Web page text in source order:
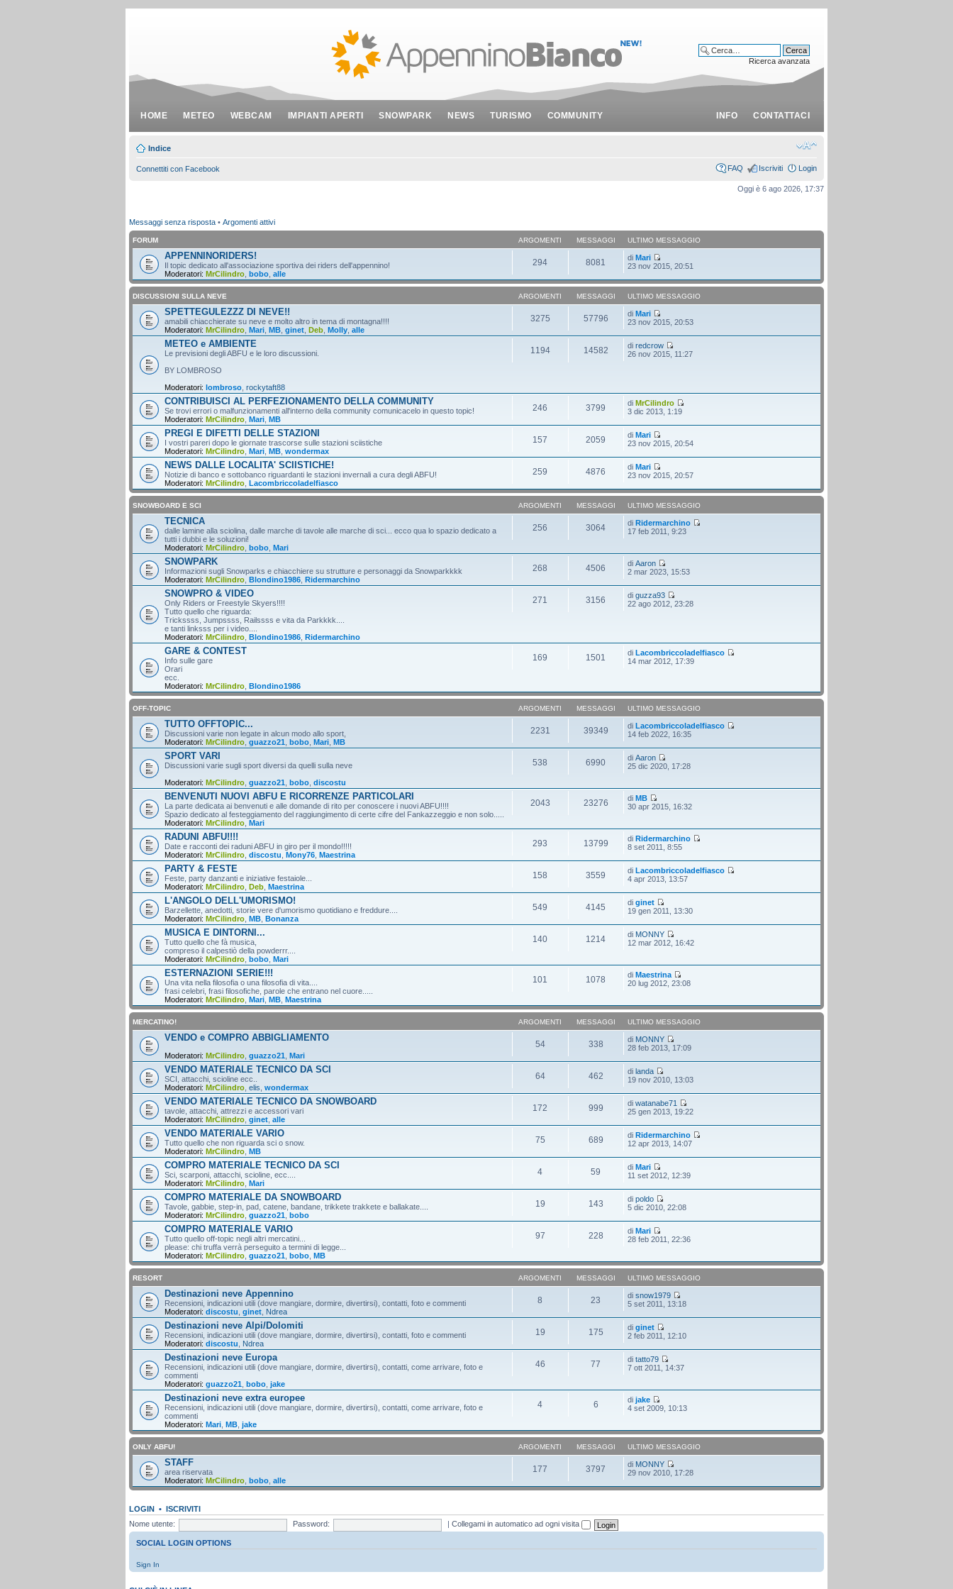
HOME METEO WEBCAM IMPIANTI APERTI SNOWPARK NEWS TURISMO COMMUNITY INFO CONTATTACI
Ricerca avanzata
Indice
Connettiti con Facebook FAQ Iscriviti Login
Oggi è 6 ago 2026, 17:37
Messaggi senza risposta • Argomenti attivi
FORUM ARGOMENTI MESSAGGI ULTIMO MESSAGGIO
APPENNINORIDERS!
Il topic dedicato all'associazione sportiva dei riders dell'appennino!
Moderatori: MrCilindro bobo alle
294 8081 diMari
23 nov 2015, 20:51
DISCUSSIONI SULLA NEVE ARGOMENTI MESSAGGI ULTIMO MESSAGGIO
SPETTEGULEZZZ DI NEVE!!
amabili chiacchierate su neve e molto altro in tema di montagna!!!!
Moderatori: MrCilindro Mari MB ginet Deb Molly alle
3275 57796 diMari
23 nov 2015, 20:53
METEO e AMBIENTE
Le previsioni degli ABFU e le loro discussioni.
BY LOMBROSO
Moderatori: lombroso rockytaft88
1194 14582 diredcrow
26 nov 2015, 11:27
CONTRIBUISCI AL PERFEZIONAMENTO DELLA COMMUNITY
Se trovi errori o malfunzionamenti all'interno della community comunicacelo in questo topic!
Moderatori: MrCilindro Mari MB
246 3799 diMrCilindro
3 dic 2013, 1:19
PREGI E DIFETTI DELLE STAZIONI
I vostri pareri dopo le giornate trascorse sulle stazioni sciistiche
Moderatori: MrCilindro Mari MB wondermax
157 2059 diMari
23 nov 2015, 20:54
NEWS DALLE LOCALITA' SCIISTICHE!
Notizie di banco e sottobanco riguardanti le stazioni invernali a cura degli ABFU!
Moderatori: MrCilindro Lacombriccoladelfiasco
259 4876 diMari
23 nov 2015, 20:57
SNOWBOARD E SCI ARGOMENTI MESSAGGI ULTIMO MESSAGGIO
TECNICA
dalle lamine alla sciolina, dalle marche di tavole alle marche di sci... ecco qua lo spazio dedicato a
tutti i dubbi e le soluzioni!
Moderatori: MrCilindro bobo Mari
256 3064 diRidermarchino
17 feb 2011, 9:23
SNOWPARK
Informazioni sugli Snowparks e chiacchiere su strutture e personaggi da Snowparkkkk
Moderatori: MrCilindro Blondino1986 Ridermarchino
268 4506 diAaron
2 mar 2023, 15:53
SNOWPRO & VIDEO
Only Riders or Freestyle Skyers!!!!
Tutto quello che riguarda:
Trickssss, Jumpssss, Railssss e vita da Parkkkk....
e tanti linksss per i video....
Moderatori: MrCilindro Blondino1986 Ridermarchino
271 3156 diguzza93
22 ago 2012, 23:28
GARE & CONTEST
Info sulle gare
Orari
ecc.
Moderatori: MrCilindro Blondino1986
169 1501 diLacombriccoladelfiasco
14 mar 2012, 17:39
OFF-TOPIC ARGOMENTI MESSAGGI ULTIMO MESSAGGIO
TUTTO OFFTOPIC...
Discussioni varie non legate in alcun modo allo sport,
Moderatori: MrCilindro guazzo21 bobo Mari MB
2231 39349 diLacombriccoladelfiasco
14 feb 2022, 16:35
SPORT VARI
Discussioni varie sugli sport diversi da quelli sulla neve
Moderatori: MrCilindro guazzo21 bobo discostu
538 6990 diAaron
25 dic 2020, 17:28
BENVENUTI NUOVI ABFU E RICORRENZE PARTICOLARI
La parte dedicata ai benvenuti e alle domande di rito per conoscere i nuovi ABFU!!!!
Spazio dedicato al festeggiamento del raggiungimento di certe cifre del Fankazzeggio e non solo.....
Moderatori: MrCilindro Mari
2043 23276 diMB
30 apr 2015, 16:32
RADUNI ABFU!!!!
Date e racconti dei raduni ABFU in giro per il mondo!!!!!
Moderatori: MrCilindro discostu Mony76 Maestrina
293 13799 diRidermarchino
8 set 2011, 8:55
PARTY & FESTE
Feste, party danzanti e iniziative festaiole...
Moderatori: MrCilindro Deb Maestrina
158 3559 diLacombriccoladelfiasco
4 apr 2013, 13:57
L'ANGOLO DELL'UMORISMO!
Barzellette, anedotti, storie vere d'umorismo quotidiano e freddure....
Moderatori: MrCilindro MB Bonanza
549 4145 diginet
19 gen 2011, 13:30
MUSICA E DINTORNI...
Tutto quello che fà musica,
compreso il calpestiò della powderrr....
Moderatori: MrCilindro bobo Mari
140 1214 di MONNY
12 mar 2012, 16:42
ESTERNAZIONI SERIE!!!
Una vita nella filosofia o una filosofia di vita....
frasi celebri, frasi filosofiche, parole che entrano nel cuore.....
Moderatori: MrCilindro Mari MB Maestrina
101 1078 diMaestrina
20 lug 2012, 23:08
MERCATINO! ARGOMENTI MESSAGGI ULTIMO MESSAGGIO
VENDO e COMPRO ABBIGLIAMENTO
Moderatori: MrCilindro guazzo21 Mari
54 338 di MONNY
28 feb 2013, 17:09
VENDO MATERIALE TECNICO DA SCI
SCI, attacchi, scioline ecc..
Moderatori: MrCilindro elis wondermax
64 462 dilanda
19 nov 2010, 13:03
VENDO MATERIALE TECNICO DA SNOWBOARD
tavole, attacchi, attrezzi e accessori vari
Moderatori: MrCilindro ginet alle
172 999 diwatanabe71
25 gen 2013, 19:22
VENDO MATERIALE VARIO
Tutto quello che non riguarda sci o snow.
Moderatori: MrCilindro MB
75 689 diRidermarchino
12 apr 2013, 14:07
COMPRO MATERIALE TECNICO DA SCI
Sci, scarponi, attacchi, scioline, ecc....
Moderatori: MrCilindro Mari
4 59 diMari
11 set 2012, 12:39
COMPRO MATERIALE DA SNOWBOARD
Tavole, gabbie, step-in, pad, catene, bandane, trikkete trakkete e ballakate....
Moderatori: MrCilindro guazzo21 bobo
19 143 dipoldo
5 dic 2010, 22:08
COMPRO MATERIALE VARIO
Tutto quello off-topic negli altri mercatini...
please: chi truffa verrà perseguito a termini di legge...
Moderatori: MrCilindro guazzo21 bobo MB
97 228 diMari
28 feb 2011, 22:36
RESORT ARGOMENTI MESSAGGI ULTIMO MESSAGGIO
Destinazioni neve Appennino
Recensioni, indicazioni utili (dove mangiare, dormire, divertirsi), contatti, foto e commenti
Moderatori: discostu ginet Ndrea
8 23 disnow1979
5 set 2011, 13:18
Destinazioni neve Alpi/Dolomiti
Recensioni, indicazioni utili (dove mangiare, dormire, divertirsi), contatti, foto e commenti
Moderatori: discostu Ndrea
19 175 diginet
2 feb 2011, 12:10
Destinazioni neve Europa
Recensioni, indicazioni utili (dove mangiare, dormire, divertirsi), contatti, come arrivare, foto e
commenti
Moderatori: guazzo21 bobo jake
46 77 ditatto79
7 ott 2011, 14:37
Destinazioni neve extra europee
Recensioni, indicazioni utili (dove mangiare, dormire, divertirsi), contatti, come arrivare, foto e
commenti
Moderatori: Mari MB jake
4 6 dijake
4 set 2009, 10:13
ONLY ABFU! ARGOMENTI MESSAGGI ULTIMO MESSAGGIO
STAFF
area riservata
Moderatori: MrCilindro bobo alle
177 3797 di MONNY
29 nov 2010, 17:28
LOGIN • ISCRIVITI
Nome utente:
Password: Collegami in automatico ad ogni visita
SOCIAL LOGIN OPTIONS
Sign In